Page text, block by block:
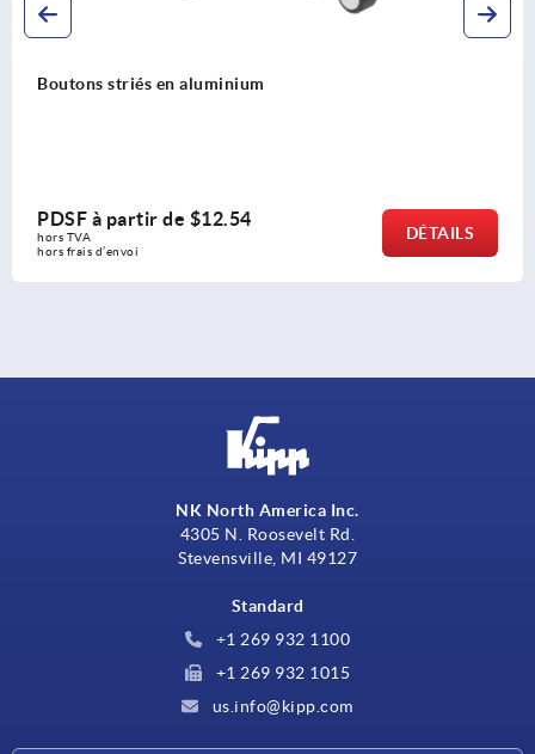
Boutons striés en aluminium
PDSF à partir de $12.54
hors TVA
hors frais d’envoi
DÉTAILS
NK North America Inc.
4305 N. Roosevelt Rd.
Stevensville, MI 49127
Standard
+1 269 932 1100
+1 269 932 1015
us.info@kipp.com